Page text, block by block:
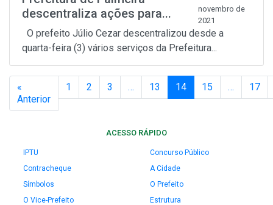
descentraliza ações para...
novembro de
2021
O prefeito Júlio Cezar descentralizou desde a
quarta-feira (3) vários serviços da Prefeitura...
«
Anterior
1 2 3 … 13 14 15 … 17
ACESSO RÁPIDO
IPTU
Concurso Público
Contracheque
A Cidade
Símbolos
O Prefeito
O Vice-Prefeito
Estrutura